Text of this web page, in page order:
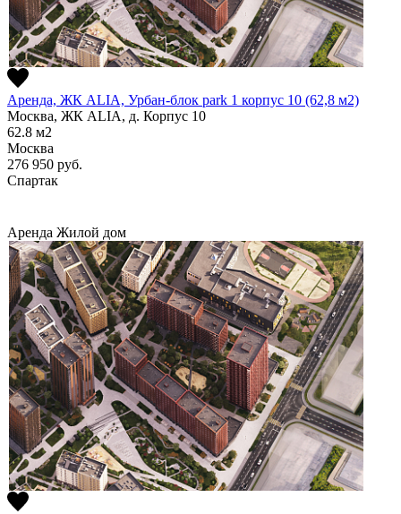
Аренда, ЖК ALIA, Урбан-блок park 1 корпус 10 (62,8 м2)
Москва, ЖК ALIA, д. Корпус 10
62.8 м2
Москва
276 950 руб.
Спартак
Аренда Жилой дом